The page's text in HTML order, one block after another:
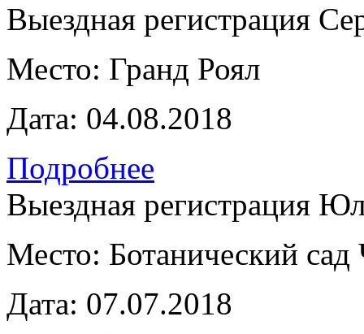
Выездная регистрация
Место: Гранд Роял
Дата: 04.08.2018
Подробнее
Выездная регистрация
Место: Ботанический
Дата: 07.07.2018